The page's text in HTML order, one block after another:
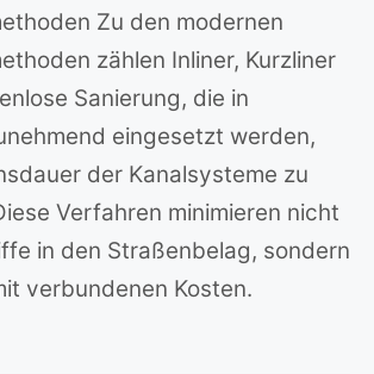
Zu den modernen
zählen Inliner, Kurzliner
Sanierung, die in
eingesetzt werden,
der Kanalsysteme zu
Verfahren minimieren nicht
in den Straßenbelag, sondern
verbundenen Kosten.